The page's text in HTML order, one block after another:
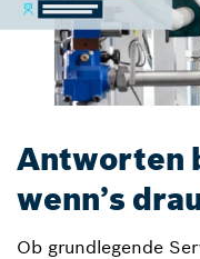
Antworten
wenn’s
Ob grundlegende